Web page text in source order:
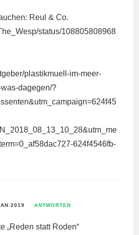
Reul & Co.
status/108805808968
plastikmuell-im-meer-
dagegen/?
624f4546fb-
2019 ANTWORTEN
„Reden statt Roden“